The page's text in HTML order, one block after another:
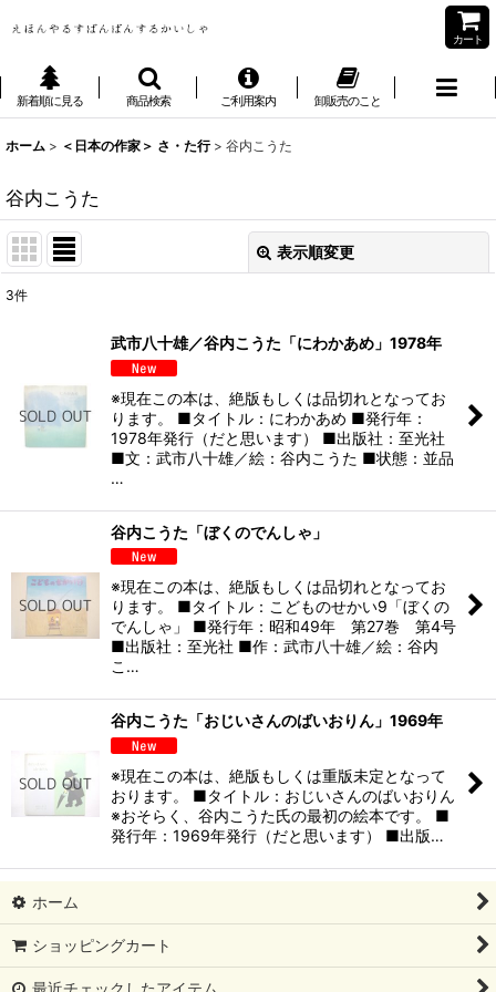
カート
新着順に見る 商品検索 ご利用案内 卸販売のこと
ホーム > ＜日本の作家＞ さ・た行 > 谷内こうた
谷内こうた
表示順変更
絞り込む
3件
武市八十雄／谷内こうた「にわかあめ」1978年
※現在この本は、絶版もしくは品切れとなってお
ります。 ■タイトル：にわかあめ ■発行年：
1978年発行（だと思います） ■出版社：至光社
■文：武市八十雄／絵：谷内こうた ■状態：並品
…
谷内こうた「ぼくのでんしゃ」
※現在この本は、絶版もしくは品切れとなってお
ります。 ■タイトル：こどものせかい9「ぼくの
でんしゃ」 ■発行年：昭和49年 第27巻 第4号
■出版社：至光社 ■作：武市八十雄／絵：谷内
こ…
谷内こうた「おじいさんのばいおりん」1969年
※現在この本は、絶版もしくは重版未定となって
おります。 ■タイトル：おじいさんのばいおりん
※おそらく、谷内こうた氏の最初の絵本です。 ■
発行年：1969年発行（だと思います） ■出版…
ホーム
ショッピングカート
最近チェックしたアイテム